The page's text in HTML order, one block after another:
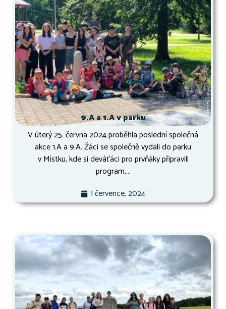
9.A a 1.A v parku
V úterý 25. června 2024 proběhla poslední společná
akce 1.A a 9.A. Žáci se společně vydali do parku
v Místku, kde si deváťáci pro prvňáky připravili
program,...
1 července, 2024